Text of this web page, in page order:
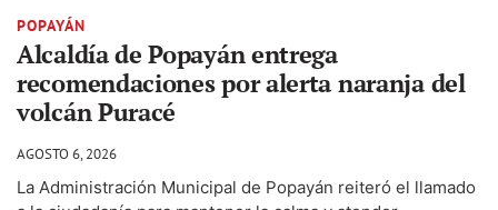
POPAYÁN
Alcaldía de Popayán entrega
recomendaciones por alerta naranja del
volcán Puracé
AGOSTO 6, 2026
La Administración Municipal de Popayán reiteró el llamado